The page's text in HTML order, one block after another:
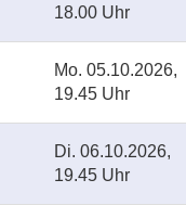
18.00 Uhr
Mo. 05.10.2026,
19.45 Uhr
Di. 06.10.2026,
19.45 Uhr